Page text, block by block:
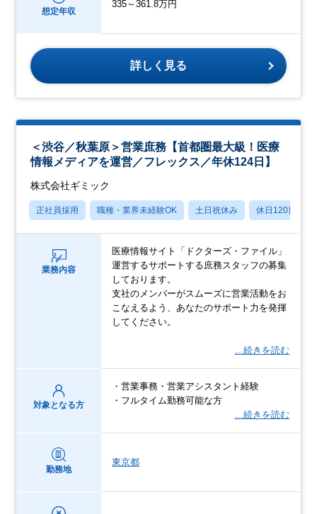
想定年収
335～361.8万円
詳しく見る
＜渋谷／秋葉原＞営業庶務【首都圏最大級！医療
情報メディアを運営／フレックス／年休124日】
株式会社ギミック
正社員採用 職種・業界未経験OK 土日祝休み 休日120日以上
業務内容
医療情報サイト「ドクターズ・ファイル」
運営するサポートする庶務スタッフの募集
しております。
支社のメンバーがスムーズに営業活動をお
こなえるよう、あなたのサポート力を発揮
してください。
…続きを読む
対象となる方
・営業事務・営業アシスタント経験
・フルタイム勤務可能な方
…続きを読む
勤務地
東京都